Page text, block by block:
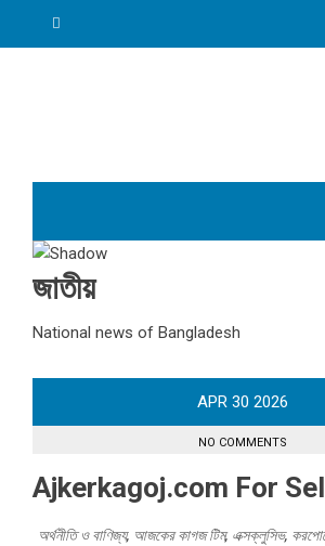
জাতীয়
National news of Bangladesh
APR 30 2026
NO COMMENTS
Ajkerkagoj.com For
অর্থনীতি ও বাণিজ্য, আজকের কাগজ টিম, এক্সক্লুসিভ,